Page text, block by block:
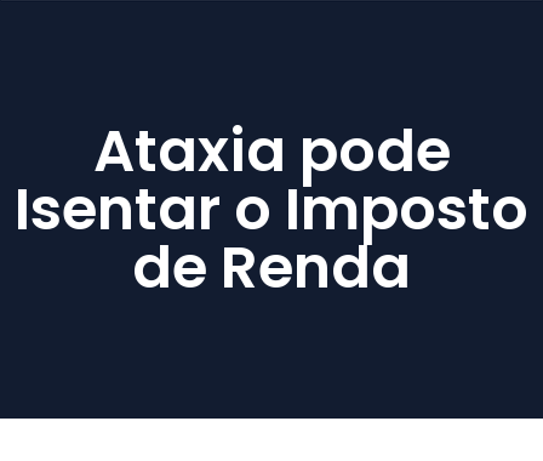
Ataxia pode
Isentar o Imposto
de Renda